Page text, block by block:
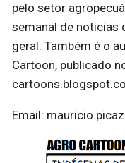
pelo setor
semanal de noticias
geral. Também é o
Cartoon, publicado
Email: